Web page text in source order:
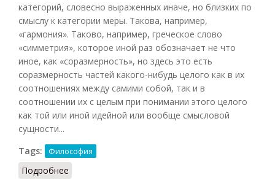
категорий, словесно выраженных иначе, но близких по
смыслу к категории меры. Такова, например,
«гармония». Таково, например, греческое слово
«симметрия», которое иной раз обозначает не что
иное, как «соразмерность», но здесь это есть
соразмерность частей какого-нибудь целого как в их
соотношениях между самими собой, так и в
соотношении их с целым при понимании этого целого
как той или иной идейной или вообще смысловой
сущности...
Tags:
Философия
Подробнее